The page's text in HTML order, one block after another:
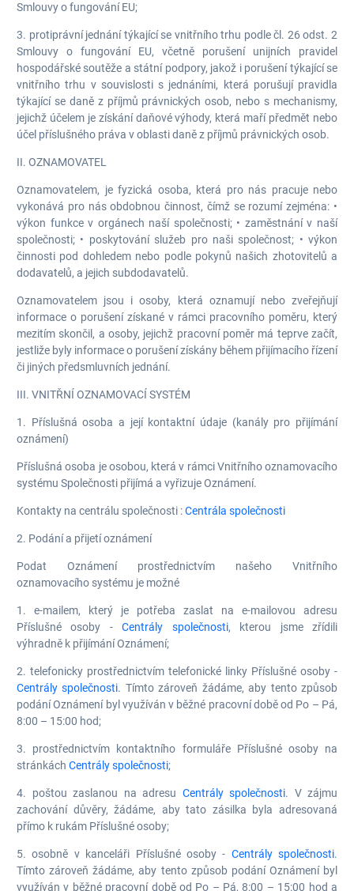
Smlouvy o fungování EU;
3. protiprávní jednání týkající se vnitřního trhu podle čl. 26 odst. 2
Smlouvy o fungování EU, včetně porušení unijních pravidel
hospodářské soutěže a státní podpory, jakož i porušení týkající se
vnitřního trhu v souvislosti s jednáními, která porušují pravidla
týkající se daně z příjmů právnických osob, nebo s mechanismy,
jejichž účelem je získání daňové výhody, která maří předmět nebo
účel příslušného práva v oblasti daně z příjmů právnických osob.
II. OZNAMOVATEL
Oznamovatelem, je fyzická osoba, která pro nás pracuje nebo
vykonává pro nás obdobnou činnost, čímž se rozumí zejména: •
výkon funkce v orgánech naší společnosti; • zaměstnání v naší
společnosti; • poskytování služeb pro naši společnost; • výkon
činnosti pod dohledem nebo podle pokynů našich zhotovitelů a
dodavatelů, a jejich subdodavatelů.
Oznamovatelem jsou i osoby, která oznamují nebo zveřejňují
informace o porušení získané v rámci pracovního poměru, který
mezitím skončil, a osoby, jejichž pracovní poměr má teprve začít,
jestliže byly informace o porušení získány během přijímacího řízení
či jiných předsmluvních jednání.
III. VNITŘNÍ OZNAMOVACÍ SYSTÉM
1. Příslušná osoba a její kontaktní údaje (kanály pro přijímání
oznámení)
Příslušná osoba je osobou, která v rámci Vnitřního oznamovacího
systému Společnosti přijímá a vyřizuje Oznámení.
Kontakty na centrálu společnosti :Centrála společnosti
2. Podání a přijetí oznámení
Podat Oznámení prostřednictvím našeho Vnitřního
oznamovacího systému je možné
1. e-mailem, který je potřeba zaslat na e-mailovou adresu
Příslušné osoby -Centrály společnosti, kterou jsme zřídili
výhradně k přijímání Oznámení;
2. telefonicky prostřednictvím telefonické linky Příslušné osoby -
Centrály společnosti. Tímto zároveň žádáme, aby tento způsob
podání Oznámení byl využíván v běžné pracovní době od Po – Pá,
8:00 – 15:00 hod;
3. prostřednictvím kontaktního formuláře Příslušné osoby na
stránkách Centrály společnosti;
4. poštou zaslanou na adresu Centrály společnosti. V zájmu
zachování důvěry, žádáme, aby tato zásilka byla adresovaná
přímo k rukám Příslušné osoby;
5. osobně v kanceláři Příslušné osoby - Centrály společnosti.
Tímto zároveň žádáme, aby tento způsob podání Oznámení byl
využíván v běžné pracovní době od Po – Pá, 8:00 – 15:00 hod a